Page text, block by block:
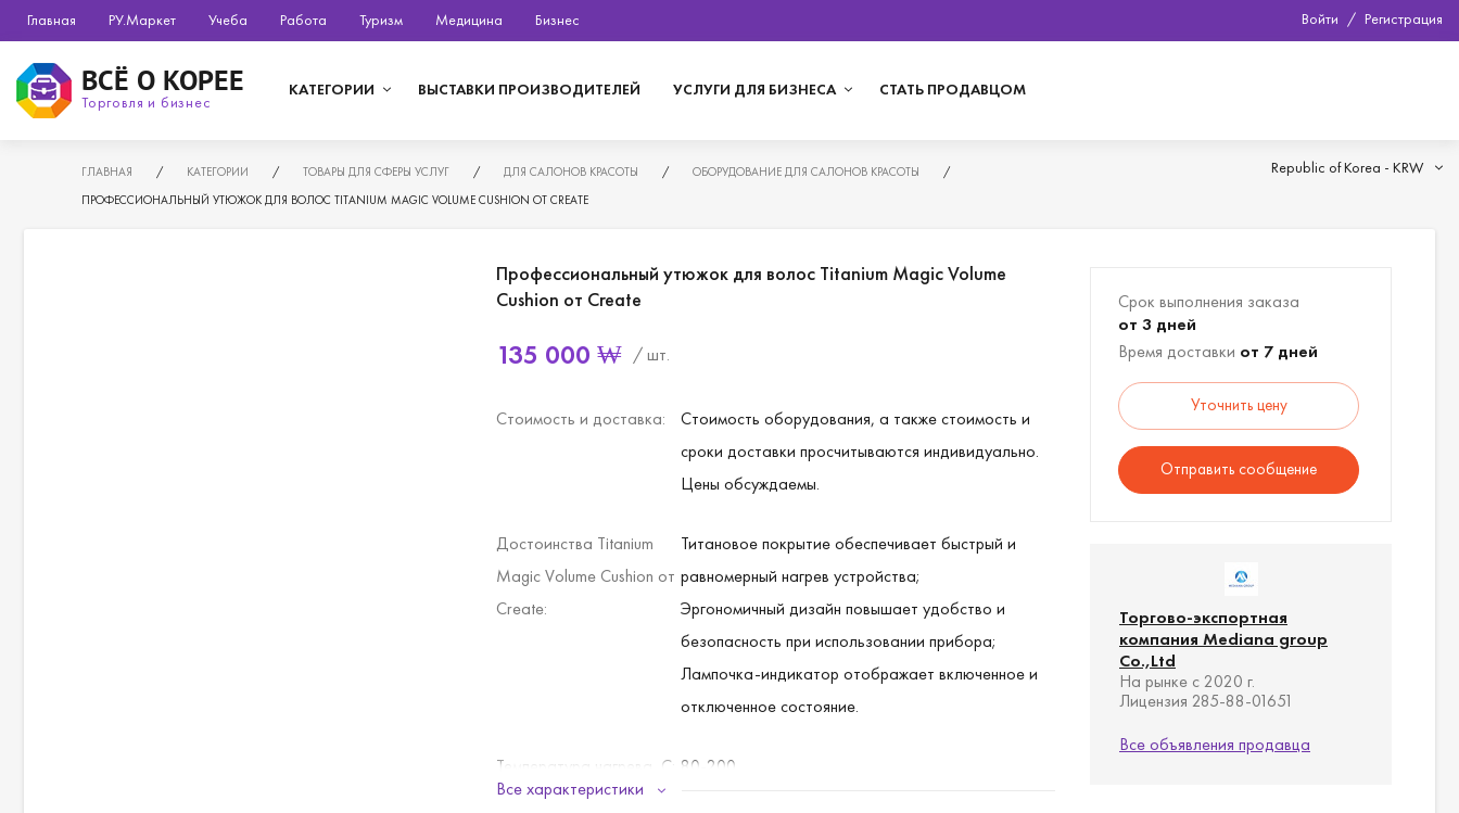
Главная РУ.Маркет Учеба Работа Туризм Медицина Бизнес Войти / Регистрация
ВСЁ О КОРЕЕ
Торговля и бизнес
КАТЕГОРИИ ВЫСТАВКИ ПРОИЗВОДИТЕЛЕЙ УСЛУГИ ДЛЯ БИЗНЕСА СТАТЬ ПРОДАВЦОМ
ГЛАВНАЯ / КАТЕГОРИИ / ТОВАРЫ ДЛЯ СФЕРЫ УСЛУГ / ДЛЯ САЛОНОВ КРАСОТЫ / ОБОРУДОВАНИЕ ДЛЯ САЛОНОВ КРАСОТЫ
/
ПРОФЕССИОНАЛЬНЫЙ УТЮЖОК ДЛЯ ВОЛОС TITANIUM MAGIC VOLUME CUSHION ОТ CREATE
Republic of Korea - KRW
Профессиональный утюжок для волос Titanium Magic Volume
Cushion от Create
135 000 ₩ / шт.
Стоимость и доставка:
Стоимость оборудования, а также стоимость и
сроки доставки просчитываются индивидуально.
Цены обсуждаемы.
Достоинства Titanium
Magic Volume Cushion от
Create:
Титановое покрытие обеспечивает быстрый и
равномерный нагрев устройства;
Эргономичный дизайн повышает удобство и
безопасность при использовании прибора;
Лампочка-индикатор отображает включенное и
отключенное состояние.
Температура нагрева, С: 80-200
Все характеристики
Срок выполнения заказа
от 3 дней
Время доставки от 7 дней
Уточнить цену
Отправить сообщение
Торгово-экспортная
компания Mediana group
Co.,Ltd
На рынке с 2020 г.
Лицензия 285-88-01651
Все объявления продавца